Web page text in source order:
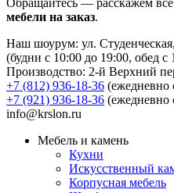
Обращайтесь — расскажем
мебели на заказ.
Наш шоурум: ул.
(будни с 10:00 до 19:00, обед с
Производство: 2-й Верхний
+7 (812) 936-18-36 (ежедневно
+7 (921) 936-18-36 (ежедневно
info@krslon.ru
Мебель и камень
Кухни
Искусственный
Корпусная мебель